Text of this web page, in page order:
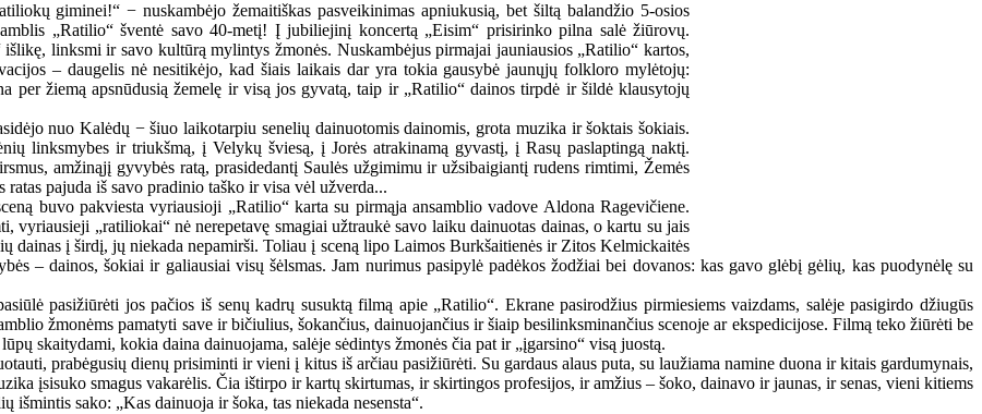
giminei!“ − nuskambėjo žemaitiškas pasveikinimas apniukusią, bet šiltą balandžio 5-osios
„Ratilio“ šventė savo 40-metį! Į jubiliejinį koncertą „Eisim“ prisirinko pilna salė žiūrovų.
linksmi ir savo kultūrą mylintys žmonės. Nuskambėjus pirmajai jauniausios „Ratilio“ kartos,
– daugelis nė nesitikėjo, kad šiais laikais dar yra tokia gausybė jaunųjų folkloro mylėtojų:
per žiemą apsnūdusią žemelę ir visą jos gyvatą, taip ir „Ratilio“ dainos tirpdė ir šildė klausytojų
nuo Kalėdų − šiuo laikotarpiu senelių dainuotomis dainomis, grota muzika ir šoktais šokiais.
linksmybes ir triukšmą, į Velykų šviesą, į Jorės atrakinamą gyvastį, į Rasų paslaptingą naktį.
amžinąjį gyvybės ratą, prasidedantį Saulės užgimimu ir užsibaigiantį rudens rimtimi, Žemės
pajuda iš savo pradinio taško ir visa vėl užverda...
buvo pakviesta vyriausioji „Ratilio“ karta su pirmąja ansamblio vadove Aldona Ragevičiene.
vyriausieji „ratiliokai“ nė nerepetavę smagiai užtraukė savo laiku dainuotas dainas, o kartu su jais
dainas į širdį, jų niekada nepamirši. Toliau į sceną lipo Laimos Burkšaitienės ir Zitos Kelmickaitės
– dainos, šokiai ir galiausiai visų šėlsmas. Jam nurimus pasipylė padėkos žodžiai bei dovanos: kas gavo glėbį gėlių, kas puodynėlę su
pasižiūrėti jos pačios iš senų kadrų susuktą filmą apie „Ratilio“. Ekrane pasirodžius pirmiesiems vaizdams, salėje pasigirdo džiugūs
žmonėms pamatyti save ir bičiulius, šokančius, dainuojančius ir šiaip besilinksminančius scenoje ar ekspedicijose. Filmą teko žiūrėti be
skaitydami, kokia daina dainuojama, salėje sėdintys žmonės čia pat ir „įgarsino“ visą juostą.
prabėgusių dienų prisiminti ir vieni į kitus iš arčiau pasižiūrėti. Su gardaus alaus puta, su laužiama namine duona ir kitais gardumynais,
įsisuko smagus vakarėlis. Čia ištirpo ir kartų skirtumas, ir skirtingos profesijos, ir amžius – šoko, dainavo ir jaunas, ir senas, vieni kitiems
sako: „Kas dainuoja ir šoka, tas niekada nesensta“.